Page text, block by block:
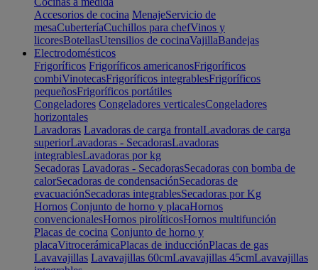
Accesorios de cocina MenajeServicio de
mesaCuberteríaCuchillos para chefVinos y
licoresBotellasUtensilios de cocinaVajillaBandejas
Electrodomésticos
Frigoríficos Frigoríficos americanosFrigoríficos
combiVinotecasFrigoríficos integrablesFrigoríficos
pequeñosFrigoríficos portátiles
Congeladores Congeladores verticalesCongeladores
horizontales
Lavadoras Lavadoras de carga frontalLavadoras de carga
superiorLavadoras - SecadorasLavadoras
integrablesLavadoras por kg
Secadoras Lavadoras - SecadorasSecadoras con bomba de
calorSecadoras de condensaciónSecadoras de
evacuaciónSecadoras integrablesSecadoras por Kg
Hornos Conjunto de horno y placaHornos
convencionalesHornos pirolíticosHornos multifunción
Placas de cocina Conjunto de horno y
placaVitrocerámicaPlacas de inducciónPlacas de gas
Lavavajillas Lavavajillas 60cmLavavajillas 45cmLavavajillas